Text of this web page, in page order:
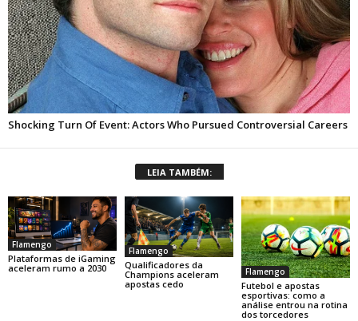
LEIA TAMBÉM:
Flamengo
Plataformas de iGaming
aceleram rumo a 2030
Flamengo
Qualificadores da
Champions aceleram
apostas cedo
Flamengo
Futebol e apostas
esportivas: como a
análise entrou na rotina
dos torcedores